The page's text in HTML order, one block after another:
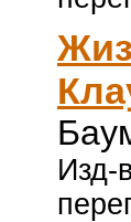
Изд-